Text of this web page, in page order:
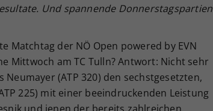
Und spannende Donnerstagspartien
Matchtag der NÖ Open powered by EVN
Mittwoch am TC Tulln? Antwort: Nicht sehr
(ATP 320) den sechstgesetzten,
225) mit einer beeindruckenden Leistung
und jenen der bereits zahlreichen